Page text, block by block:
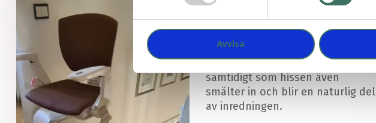
s
v
Avvisa
Stoltrapphiss inomhus
Ett lysande exempel på hur bra
en installation av en trapphiss
både ger Ökad frihet i hemmet,
samtidigt som hissen även
smälter in och blir en naturlig del
av inredningen.